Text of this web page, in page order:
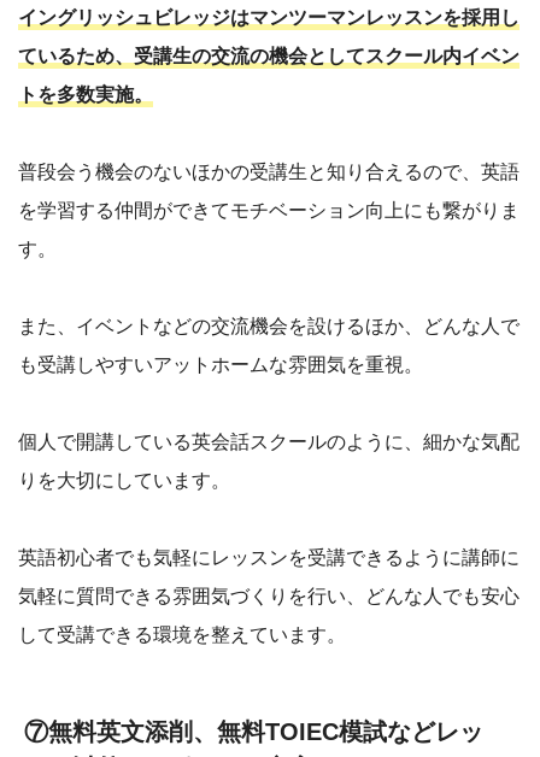
イングリッシュビレッジはマンツーマンレッスンを採用し
ているため、受講生の交流の機会としてスクール内イベン
トを多数実施。
普段会う機会のないほかの受講生と知り合えるので、英語
を学習する仲間ができてモチベーション向上にも繋がりま
す。
また、イベントなどの交流機会を設けるほか、どんな人で
も受講しやすいアットホームな雰囲気を重視。
個人で開講している英会話スクールのように、細かな気配
りを大切にしています。
英語初心者でも気軽にレッスンを受講できるように講師に
気軽に質問できる雰囲気づくりを行い、どんな人でも安心
して受講できる環境を整えています。
⑦無料英文添削、無料TOIEC模試などレッ